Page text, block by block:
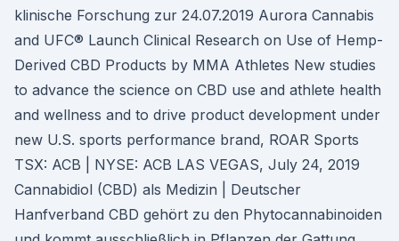
klinische Forschung zur 24.07.2019 Aurora Cannabis
and UFC® Launch Clinical Research on Use of Hemp-
Derived CBD Products by MMA Athletes New studies
to advance the science on CBD use and athlete health
and wellness and to drive product development under
new U.S. sports performance brand, ROAR Sports
TSX: ACB | NYSE: ACB LAS VEGAS, July 24, 2019
Cannabidiol (CBD) als Medizin | Deutscher
Hanfverband CBD gehört zu den Phytocannabinoiden